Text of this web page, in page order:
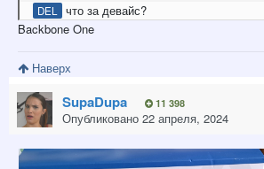
DEL
что за девайс?
Backbone One
Наверх
SupaDupa 11 398
Опубликовано 22 апреля, 2024